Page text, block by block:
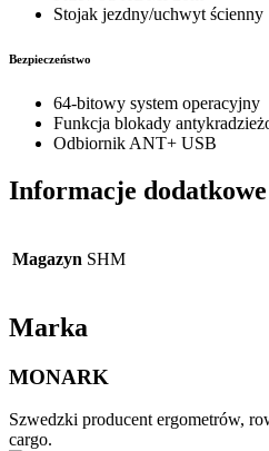
Stojak jezdny/uchwyt ścienny
Bezpieczeństwo
64-bitowy system operacyjny
Funkcja blokady
Odbiornik ANT+ USB
Informacje dodatkowe
Magazyn SHM
Marka
MONARK
Szwedzki producent ergometrów,
cargo.